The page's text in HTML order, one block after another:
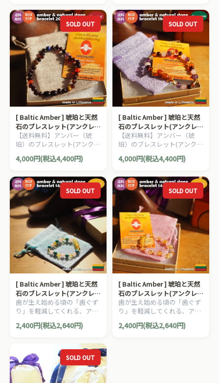
SOLD OUT
[ Baltic Amber ] 琥珀と天然
石のブレスレット(アンクレッ
ト) パパ用 20cm タイガーア
イ
【送料無料】アンバー（琥
珀）のブレスレット(アンクレ
ット)、ママ用です。
4,000円(税込4,400円)
SOLD OUT
[ Baltic Amber ] 琥珀と天然
石のブレスレット(アンクレッ
ト) ママ用 18cm アメジスト
【送料無料】アンバー（琥
珀）のブレスレット(アンクレ
ット)、ママ用です。
4,000円(税込4,400円)
SOLD OUT
[ Baltic Amber ] 琥珀と天然
石のブレスレット(アンクレッ
ト) ベビー・キッズ用 14cm
ターコイズ
歯が生え始める頃の「歯ぐず
り」を軽減してくれる、アン
バー（琥珀）のブレスレット
(アンクレット)、ベビー・キ
2,400円(税込2,640円)
SOLD OUT
[ Baltic Amber ] 琥珀と天然
石のブレスレット(アンクレッ
ト) ベビー・キッズ用 14cm
ローズクォーツ
歯が生え始める頃の「歯ぐず
り」を軽減してくれる、アン
バー（琥珀）のブレスレット
(アンクレット)、ベビー・キ
2,400円(税込2,640円)
SOLD OUT